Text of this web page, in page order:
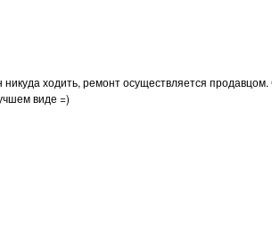
ходить, ремонт осуществляется
виде =)